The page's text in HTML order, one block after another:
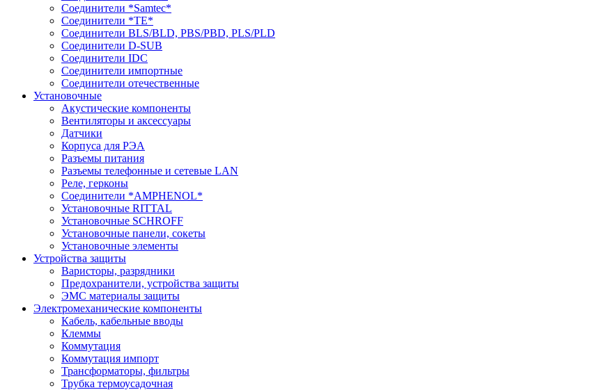
Соединители *Samtec*
Соединители *TE*
Соединители BLS/BLD, PBS/PBD, PLS/PLD
Соединители D-SUB
Соединители IDC
Соединители импортные
Соединители отечественные
Установочные
Акустические компоненты
Вентиляторы и аксессуары
Датчики
Корпуса для РЭА
Разъемы питания
Разъемы телефонные и сетевые LAN
Реле, герконы
Соединители *AMPHENOL*
Установочные RITTAL
Установочные SCHROFF
Установочные панели, сокеты
Установочные элементы
Устройства защиты
Варисторы, разрядники
Предохранители, устройства защиты
ЭМС материалы защиты
Электромеханические компоненты
Кабель, кабельные вводы
Клеммы
Коммутация
Коммутация импорт
Трансформаторы, фильтры
Трубка термоусадочная